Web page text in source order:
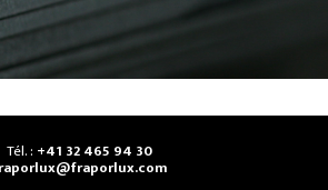
Tél. : +41 32 465 94 30